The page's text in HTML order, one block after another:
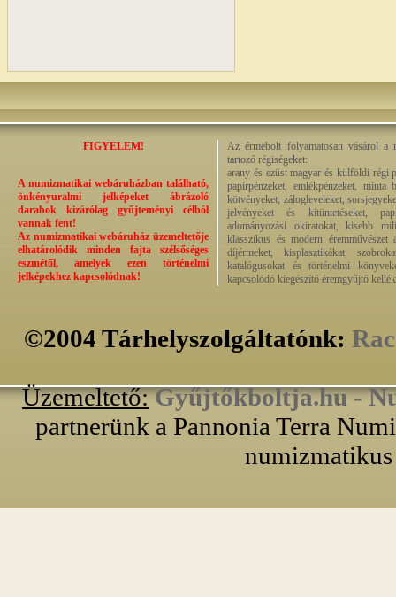
FIGYELEM!
A numizmatikai webáruházban található,
önkényuralmi jelképeket ábrázoló
darabok kizárólag gyűjteményi célból
vannak fent!
Az numizmatikai webáruház üzemeltetője
elhatárolódik minden fajta szélsőséges
eszmétől, amelyek ezen történelmi
jelképekhez kapcsolódnak!
Az érmebolt folyamatosan vásárol a
tartozó régiségeket:
arany és ezüst magyar és külföldi régi
papírpénzeket, emlékpénzeket, minta
kötvényeket, zálogleveleket,
jelvényeket és kitüntetéseket,
adományozási okiratokat, kisebb
klasszikus és modern éremművészet
díjérmeket, kisplasztikákat,
katalógusokat és történelmi
kapcsolódó kiegészítő éremgyűjtő
©2004 Tárhelyszolgáltatónk:
Üzemeltető: Gyűjtőkboltja.hu -
partnerünk a Pannonia Terra
numizmatikus